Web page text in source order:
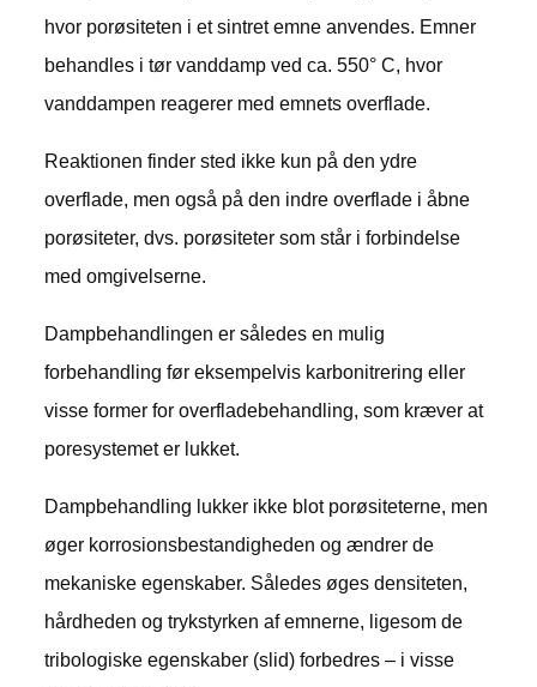
hvor porøsiteten i et sintret emne anvendes. Emner
behandles i tør vanddamp ved ca. 550° C, hvor
vanddampen reagerer med emnets overflade.
Reaktionen finder sted ikke kun på den ydre
overflade, men også på den indre overflade i åbne
porøsiteter, dvs. porøsiteter som står i forbindelse
med omgivelserne.
Dampbehandlingen er således en mulig
forbehandling før eksempelvis karbonitrering eller
visse former for overfladebehandling, som kræver at
poresystemet er lukket.
Dampbehandling lukker ikke blot porøsiteterne, men
øger korrosionsbestandigheden og ændrer de
mekaniske egenskaber. Således øges densiteten,
hårdheden og trykstyrken af emnerne, ligesom de
tribologiske egenskaber (slid) forbedres – i visse